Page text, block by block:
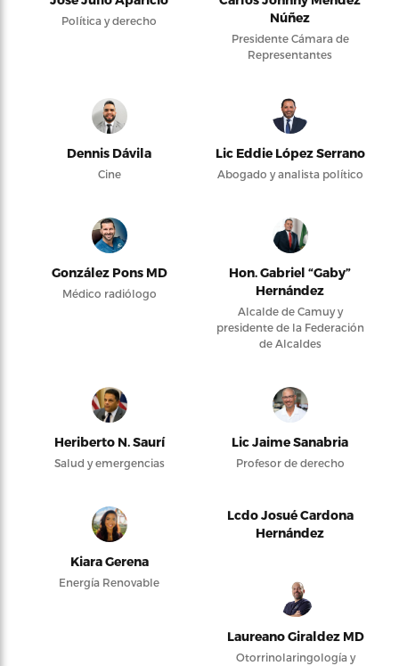
Política y derecho
Núñez
Presidente Cámara de
Representantes
Dennis Dávila
Cine
Lic Eddie López Serrano
Abogado y analista político
González Pons MD
Médico radiólogo
Hon. Gabriel “Gaby”
Hernández
Alcalde de Camuy y
presidente de la Federación
de Alcaldes
Heriberto N. Saurí
Salud y emergencias
Lic Jaime Sanabria
Profesor de derecho
Kiara Gerena
Energía Renovable
Lcdo Josué Cardona
Hernández
Laureano Giraldez MD
Otorrinolaringología y